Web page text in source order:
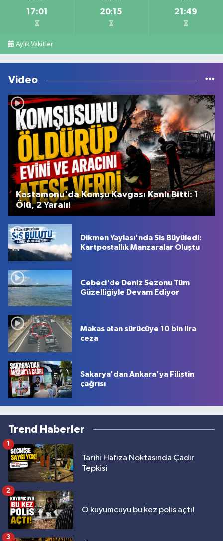
17:01 20:15 21:49
Aylık Vakitler
Video
Kastamonu'da Komşu Kavgası Kanlı Bitti: 1
Ölü, 2 Yaralı!
Dikmen Yaylası'nda Sis Büyüledi:
Kartpostallık Manzaralar Oluştu
Cebeci'de Deniz Sezonu Tüm
Güzelliğiyle Devam Ediyor
Makas atan sürücüye 10 bin lira
ceza
Sakarya'dan Ankara'ya Filistin
çağrısı
Trend Haberler
Tarihi Hafıza Noktasında Çadır
Tepkisi
1
O kuyumcuyu bu kez polis açtı!
2
3